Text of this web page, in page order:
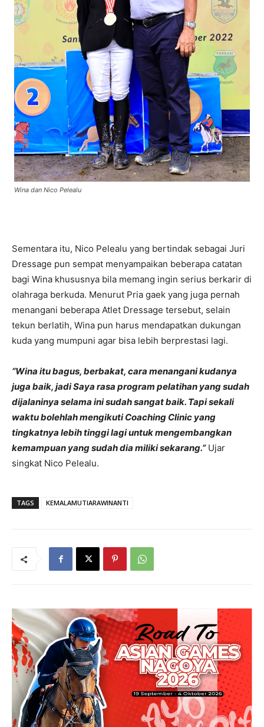
Wina dan Nico Pelealu
Sementara itu, Nico Pelealu yang bertindak sebagai Juri
Dressage pun sempat menyampaikan beberapa catatan
bagi Wina khususnya bila memang ingin serius berkarir di
olahraga berkuda. Menurut Pria gaek yang juga pernah
menangani beberapa Atlet Dressage tersebut, selain
tekun berlatih, Wina pun harus mendapatkan dukungan
kuda yang mumpuni agar bisa lebih berprestasi lagi.
“Wina itu bagus, berbakat, cara menangani kudanya
juga baik, jadi Saya rasa program pelatihan yang sudah
dijalaninya selama ini sudah sangat baik. Tapi sekali
waktu bolehlah mengikuti Coaching Clinic yang
tingkatnya lebih tinggi lagi untuk mengembangkan
kemampuan yang sudah dia miliki sekarang.” Ujar
singkat Nico Pelealu.
TAGS KEMALAMUTIARAWINANTI